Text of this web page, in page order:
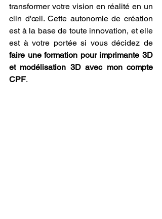
transformer votre vision en réalité en un
clin d'œil. Cette autonomie de création
est à la base de toute innovation, et elle
faire une formation pour imprimante 3D
et modélisation 3D avec mon compte
CPF.